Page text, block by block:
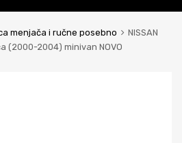
menjača i ručne posebno
NISSAN
(2000-2004) minivan NOVO